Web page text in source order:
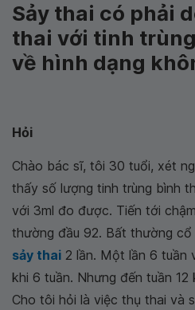
Sảy thai có phải
thai với tinh
về hình dạng
Hỏi
Chào bác sĩ, tôi 30 tuổi, xét
thấy số lượng tinh trùng bình
với 3ml đo được. Tiến tới
thường đầu 92. Bất thường
sảy thai 2 lần. Một lần 6 tuần
khi 6 tuần. Nhưng đến tuần
Cho tôi hỏi là việc thụ thai và